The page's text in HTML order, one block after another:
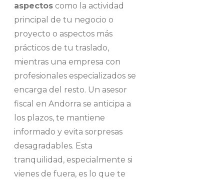
aspectos como la actividad
principal de tu negocio o
proyecto o aspectos más
prácticos de tu traslado,
mientras una empresa con
profesionales especializados se
encarga del resto. Un asesor
fiscal en Andorra se anticipa a
los plazos, te mantiene
informado y evita sorpresas
desagradables. Esta
tranquilidad, especialmente si
vienes de fuera, es lo que te